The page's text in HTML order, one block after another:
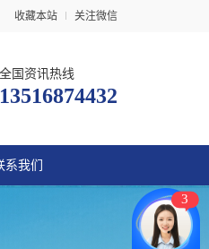
收藏本站 关注微信
全国资讯热线
13516874432
系我们
3